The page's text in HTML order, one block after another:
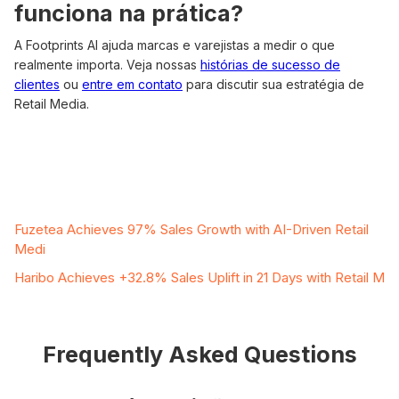
funciona na prática?
A Footprints AI ajuda marcas e varejistas a medir o que
realmente importa. Veja nossas histórias de sucesso de
clientes ou entre em contato para discutir sua estratégia de
Retail Media.
Fuzetea Achieves 97% Sales Growth with AI-Driven Retail
Medi
Haribo Achieves +32.8% Sales Uplift in 21 Days with Retail M
Frequently Asked Questions